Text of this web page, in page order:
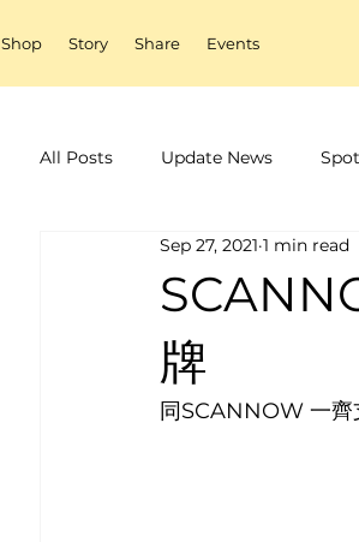
Shop Story Share Events
All Posts Update News
牌
Sep 27, 2021 1 min read
同SCANNOW 一齊